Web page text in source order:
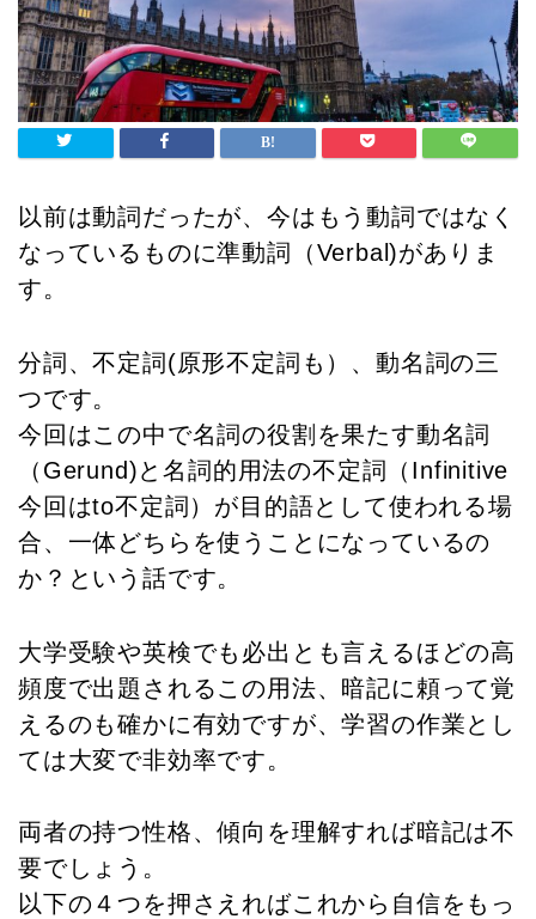
以前は動詞だったが、今はもう動詞ではなく
なっているものに準動詞（Verbal)がありま
す。
分詞、不定詞(原形不定詞も）、動名詞の三
つです。
今回はこの中で名詞の役割を果たす動名詞
（Gerund)と名詞的用法の不定詞（Infinitive
今回はto不定詞）が目的語として使われる場
合、一体どちらを使うことになっているの
か？という話です。
大学受験や英検でも必出とも言えるほどの高
頻度で出題されるこの用法、暗記に頼って覚
えるのも確かに有効ですが、学習の作業とし
ては大変で非効率です。
両者の持つ性格、傾向を理解すれば暗記は不
要でしょう。
以下の４つを押さえればこれから自信をもっ